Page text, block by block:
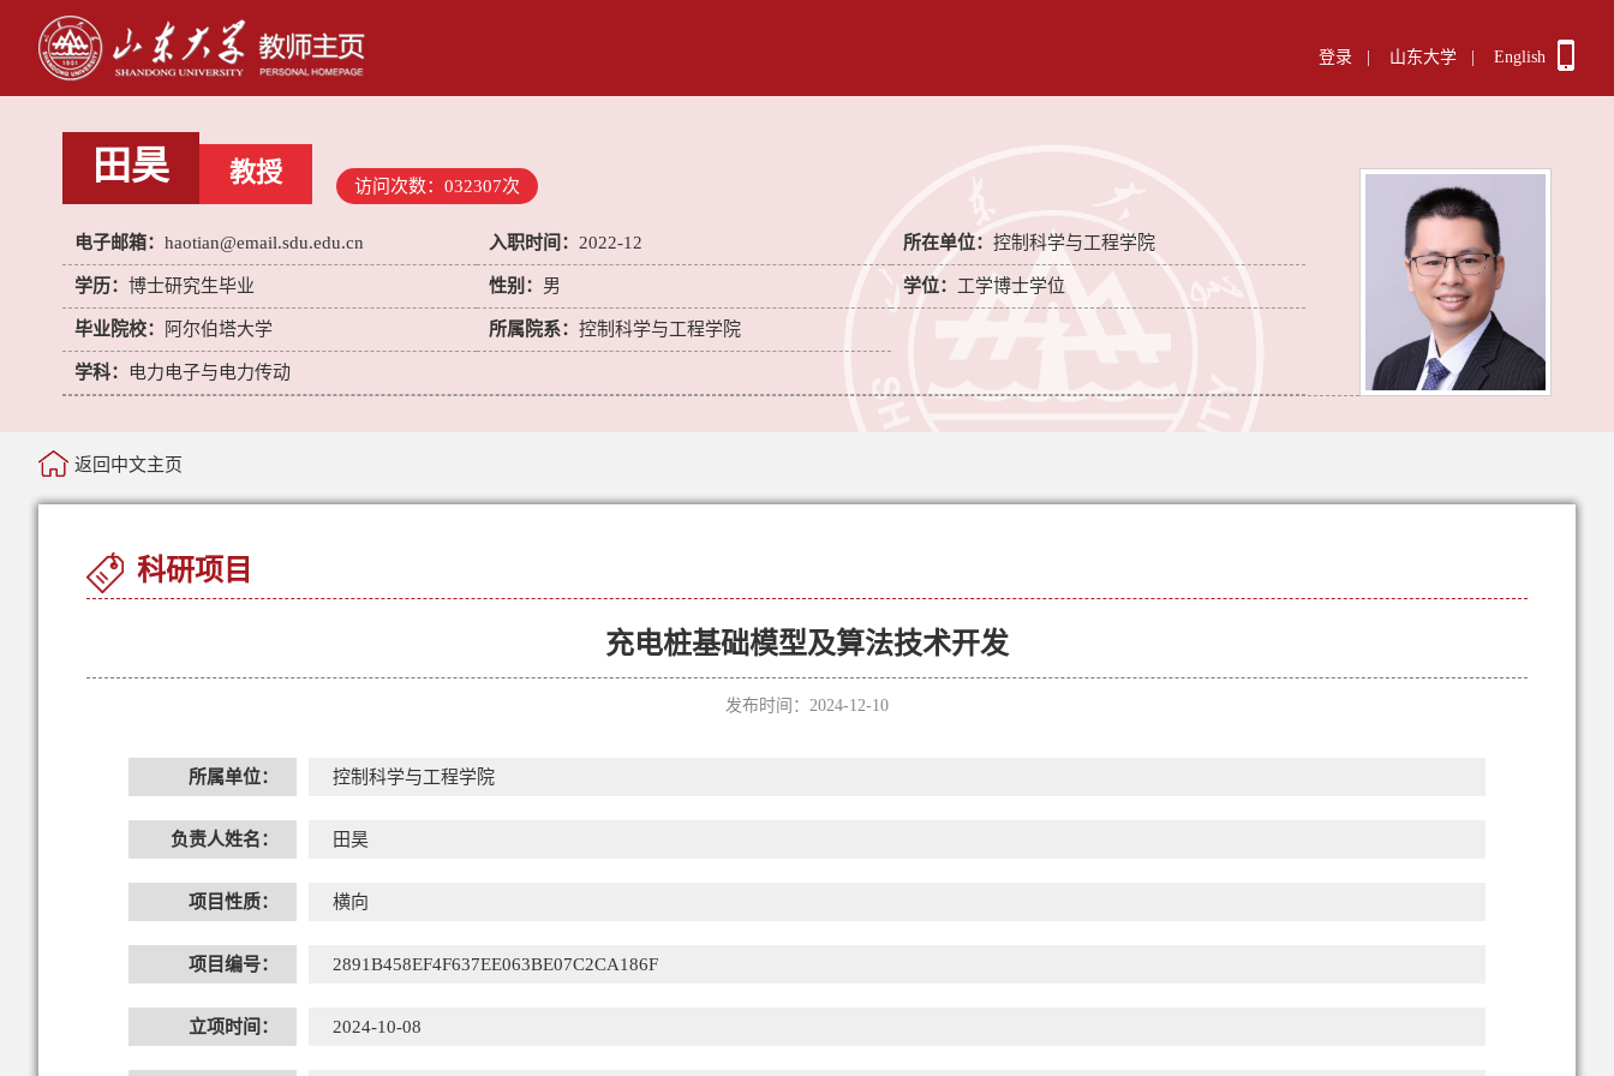
登录 山东大学 English
田昊 教授 访问次数： 032307次
电子邮箱： haotian@email.sdu.edu.cn 入职时间： 2022-12 所在单位： 控制科学与工程学院
学历： 博士研究生毕业 性别： 男 学位： 工学博士学位
毕业院校： 阿尔伯塔大学 所属院系： 控制科学与工程学院
学科： 电力电子与电力传动
返回中文主页
科研项目
充电桩基础模型及算法技术开发
发布时间：2024-12-10
所属单位： 控制科学与工程学院
负责人姓名： 田昊
项目性质： 横向
项目编号： 2891B458EF4F637EE063BE07C2CA186F
立项时间： 2024-10-08